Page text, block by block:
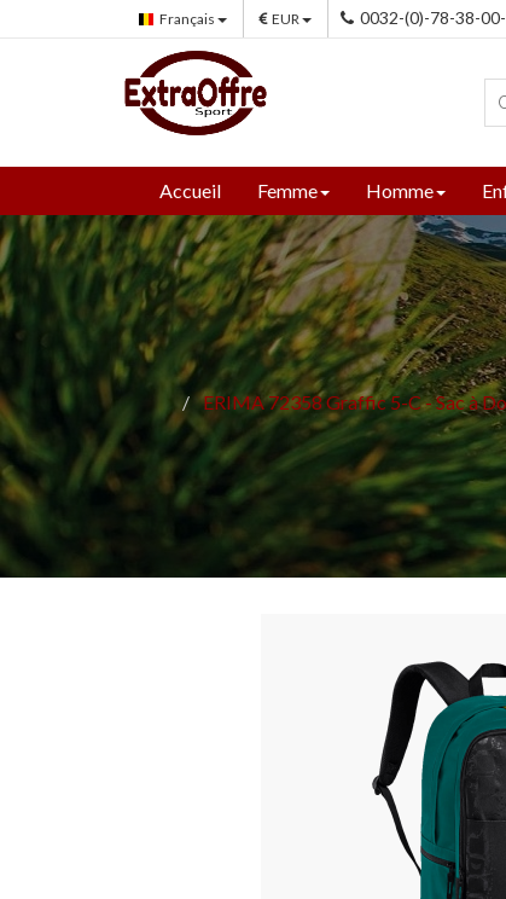
Français EUR 0032-(0)-78-38-
Accueil Femme Homme
ERIMA 72358 Graffic 5-C - Sac à